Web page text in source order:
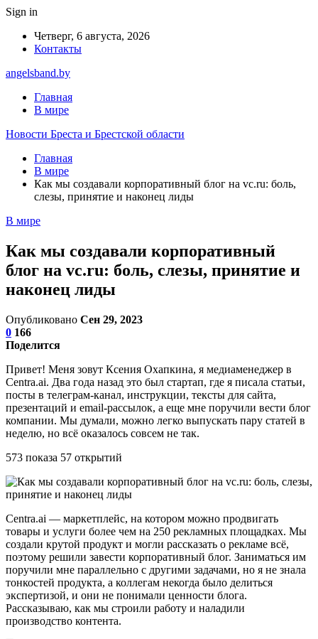
Sign in
Четверг, 6 августа, 2026
Контакты
angelsband.by
Главная
В мире
Новости Бреста и Брестской области
Главная
В мире
Как мы создавали корпоративный блог на vc.ru: боль,
слезы, принятие и наконец лиды
В мире
Как мы создавали корпоративный
блог на vc.ru: боль, слезы, принятие и
наконец лиды
Опубликовано Сен 29, 2023
0 166
Поделится
Привет! Меня зовут Ксения Охапкина, я медиаменеджер в
Centra.ai. Два года назад это был стартап, где я писала статьи,
посты в телеграм-канал, инструкции, тексты для сайта,
презентаций и email-рассылок, а еще мне поручили вести блог
компании. Мы думали, можно легко выпускать пару статей в
неделю, но всё оказалось совсем не так.
573 показа 57 открытий
Centra.ai — маркетплейс, на котором можно продвигать
товары и услуги более чем на 250 рекламных площадках. Мы
создали крутой продукт и могли рассказать о рекламе всё,
поэтому решили завести корпоративный блог. Заниматься им
поручили мне параллельно с другими задачами, но я не знала
тонкостей продукта, а коллегам некогда было делиться
экспертизой, и они не понимали ценности блога.
Рассказываю, как мы строили работу и наладили
производство контента.